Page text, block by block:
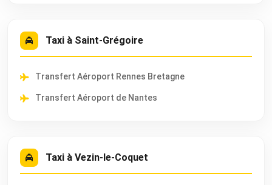
Taxi à Saint-Grégoire
Transfert Aéroport Rennes Bretagne
Transfert Aéroport de Nantes
Taxi à Vezin-le-Coquet